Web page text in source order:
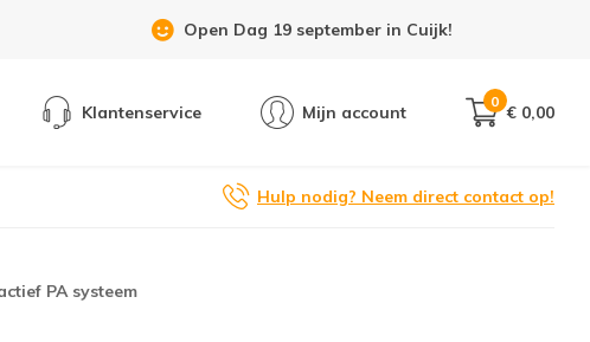
Open Dag 19 september in Cuijk!
Klantenservice Mijn account
0
€ 0,00
Hulp nodig? Neem direct contact op!
PA systeem